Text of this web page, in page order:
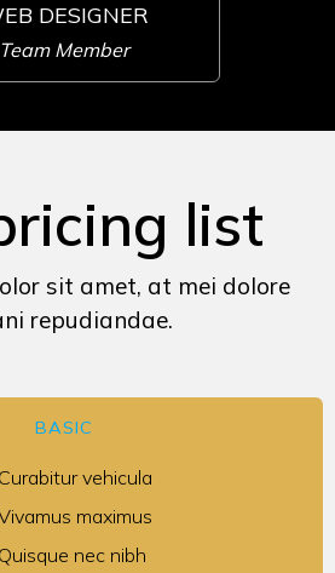
DESIGNER
Team Member
list
sit amet, at mei dolore
repudiandae.
BASIC
Curabitur vehicula
maximus
Quisque nec nibh